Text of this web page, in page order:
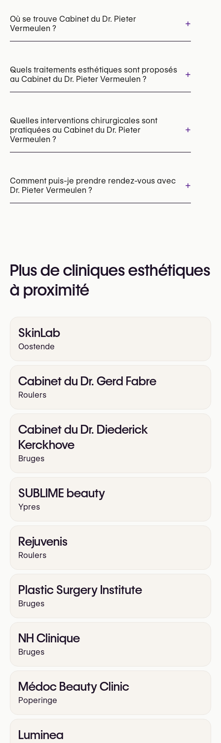
Où se trouve Cabinet du Dr. Pieter
Vermeulen ?
+
Quels traitements esthétiques sont proposés
au Cabinet du Dr. Pieter Vermeulen ?
+
Quelles interventions chirurgicales sont
pratiquées au Cabinet du Dr. Pieter
Vermeulen ?
+
Vaginoplastie (chirurgie d’affirmation de genre)
Comment puis-je prendre rendez-vous avec
Dr. Pieter Vermeulen ?
+
pour plus d’informations
https://www.intiemechirurgie.be/
Plus de cliniques esthétiques
à proximité
SkinLab
Oostende
Cabinet du Dr. Gerd Fabre
Roulers
Cabinet du Dr. Diederick
Kerckhove
Bruges
SUBLIME beauty
Ypres
Rejuvenis
Roulers
Plastic Surgery Institute
Bruges
NH Clinique
Bruges
Médoc Beauty Clinic
Poperinge
Luminea